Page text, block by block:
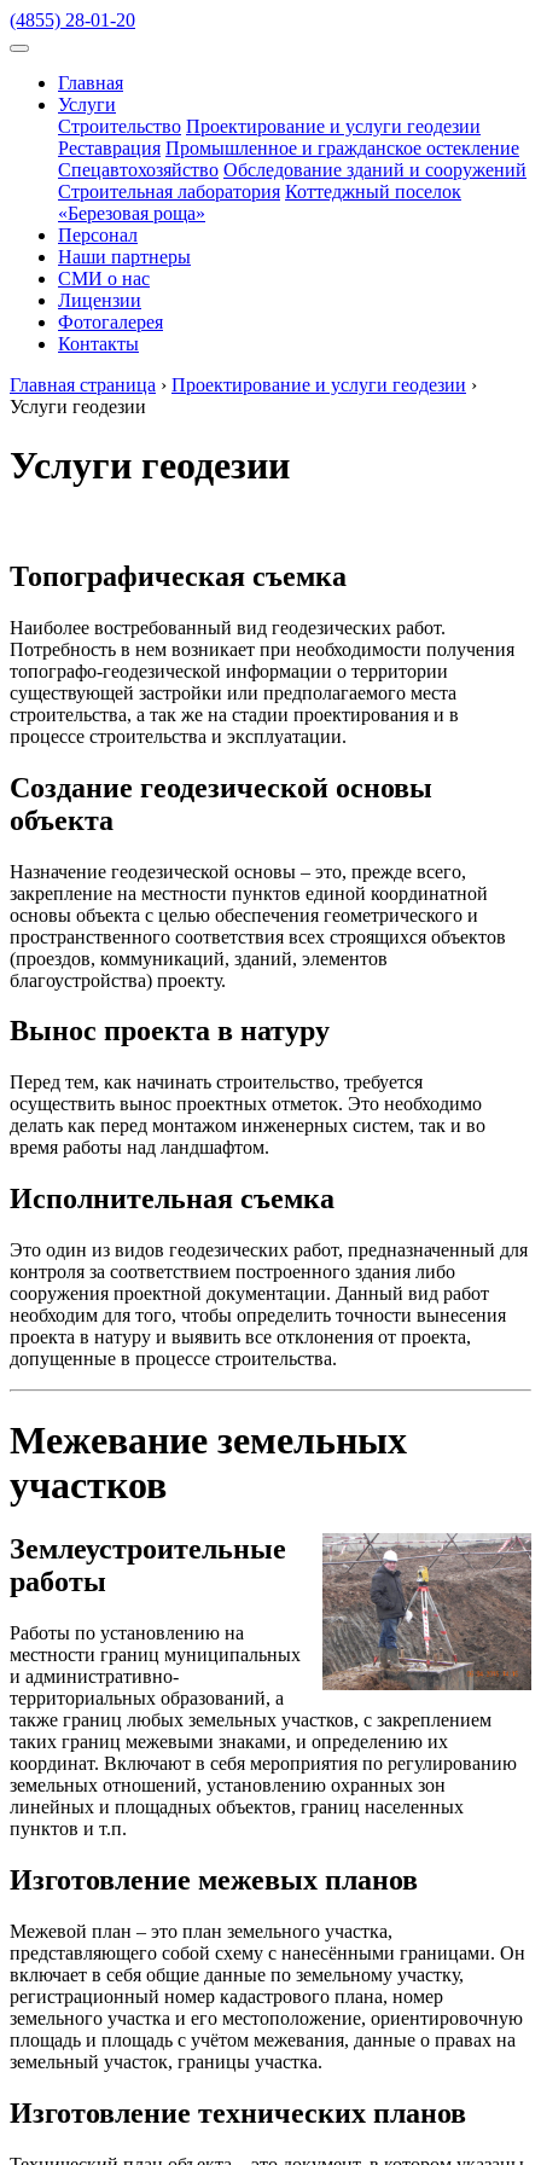
(4855) 28-01-20
Главная
Услуги
Строительство Проектирование и услуги геодезии
Реставрация Промышленное и гражданское остекление
Спецавтохозяйство Обследование зданий и сооружений
Строительная лаборатория Коттеджный поселок
«Березовая роща»
Персонал
Наши партнеры
СМИ о нас
Лицензии
Фотогалерея
Контакты
Главная страница › Проектирование и услуги геодезии ›
Услуги геодезии
Услуги геодезии
Топографическая съемка
Наиболее востребованный вид геодезических работ.
Потребность в нем возникает при необходимости получения
топографо-геодезической информации о территории
существующей застройки или предполагаемого места
строительства, а так же на стадии проектирования и в
процессе строительства и эксплуатации.
Создание геодезической основы
объекта
Назначение геодезической основы – это, прежде всего,
закрепление на местности пунктов единой координатной
основы объекта с целью обеспечения геометрического и
пространственного соответствия всех строящихся объектов
(проездов, коммуникаций, зданий, элементов
благоустройства) проекту.
Вынос проекта в натуру
Перед тем, как начинать строительство, требуется
осуществить вынос проектных отметок. Это необходимо
делать как перед монтажом инженерных систем, так и во
время работы над ландшафтом.
Исполнительная съемка
Это один из видов геодезических работ, предназначенный для
контроля за соответствием построенного здания либо
сооружения проектной документации. Данный вид работ
необходим для того, чтобы определить точности вынесения
проекта в натуру и выявить все отклонения от проекта,
допущенные в процессе строительства.
Межевание земельных
участков
Землеустроительные
работы
Работы по установлению на
местности границ муниципальных
и административно-
территориальных образований, а
также границ любых земельных участков, с закреплением
таких границ межевыми знаками, и определению их
координат. Включают в себя мероприятия по регулированию
земельных отношений, установлению охранных зон
линейных и площадных объектов, границ населенных
пунктов и т.п.
Изготовление межевых планов
Межевой план – это план земельного участка,
представляющего собой схему с нанесёнными границами. Он
включает в себя общие данные по земельному участку,
регистрационный номер кадастрового плана, номер
земельного участка и его местоположение, ориентировочную
площадь и площадь с учётом межевания, данные о правах на
земельный участок, границы участка.
Изготовление технических планов